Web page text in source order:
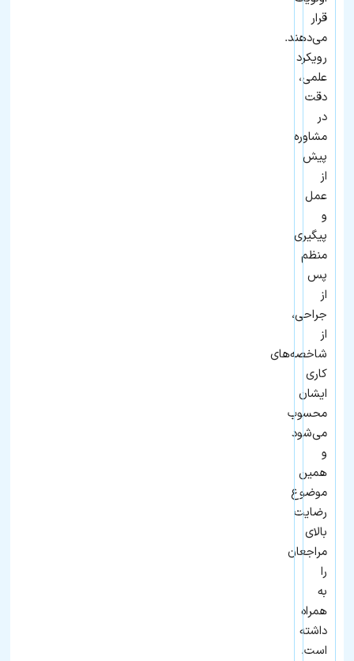
قرار
می‌دهند.
رویکرد
علمی،
دقت
در
مشاوره
پیش
از
عمل
و
پیگیری
منظم
پس
از
جراحی،
از
شاخصه‌های
کاری
ایشان
محسوب
می‌شود
و
همین
موضوع
رضایت
بالای
مراجعان
را
به‌
همراه
داشته
است.